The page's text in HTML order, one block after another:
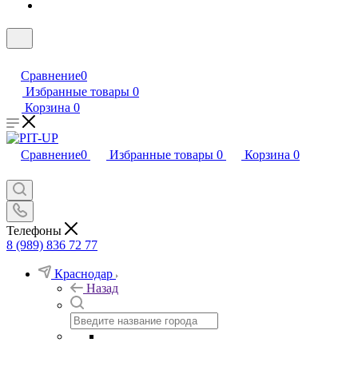
Сравнение0
Избранные товары 0
Корзина 0
Сравнение0 Избранные товары 0 Корзина 0
Телефоны
8 (989) 836 72 77
Краснодар
Назад